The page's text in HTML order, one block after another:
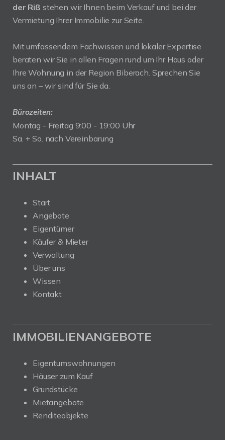
der Riß stehen wir Ihnen beim Verkauf und bei der
Vermietung Ihrer Immobilie zur Seite.
Mit umfassendem Fachwissen und lokaler Expertise
beraten wir Sie in allen Fragen rund um Ihr Haus oder
Ihre Wohnung in der Region Biberach. Sprechen Sie
uns an – wir sind für Sie da.
Bürozeiten:
Montag - Freitag 9:00 - 19:00 Uhr
Sa. + So. nach Vereinbarung
INHALT
Start
Angebote
Eigentümer
Käufer & Mieter
Verwaltung
Über uns
Wissen
Kontakt
IMMOBILIENANGEBOTE
Eigentumswohnungen
Häuser zum Kauf
Grundstücke
Mietangebote
Renditeobjekte